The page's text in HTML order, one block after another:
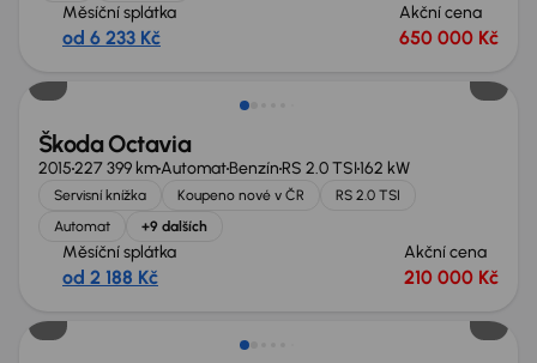
Měsíční splátka
od 6 233 Kč
Akční cena
650 000 Kč
Zlevněno o 10 000 Kč
Škoda Octavia
2015227 399 kmAutomatBenzín RS 2.0 TSI162 kW
Servisní knížka Koupeno nové v ČR
RS 2.0 TSI
Automat
+9 dalších
Měsíční splátka
od 2 188 Kč
Akční cena
210 000 Kč
Možnost odpočtu DPH